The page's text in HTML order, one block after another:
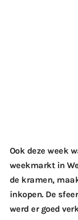
Ook deze week
weekmarkt in
de kramen,
inkopen. De
werd er goed